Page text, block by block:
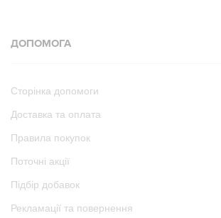
ДОПОМОГА
Сторінка допомоги
Доставка та оплата
Правила покупок
Поточні акції
Підбір добавок
Рекламації та повернення